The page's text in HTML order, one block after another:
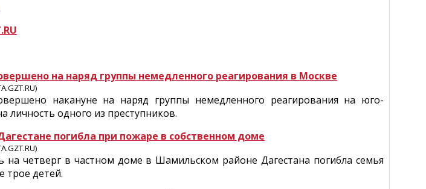
на наряд группы немедленного реагирования в Москве
накануне на наряд группы немедленного реагирования на юго-
личность одного из преступников.
погибла при пожаре в собственном доме
на четверг в частном доме в Шамильском районе Дагестана погибла семья
трое детей.